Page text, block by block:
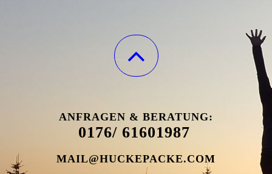
ANFRAGEN & BERATUNG:
0176/ 61601987
MAIL@HUCKEPACKE.COM